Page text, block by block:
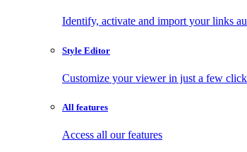
Identify, activate and import your links
Style Editor
Customize your viewer in just a few
All features
Access all our features